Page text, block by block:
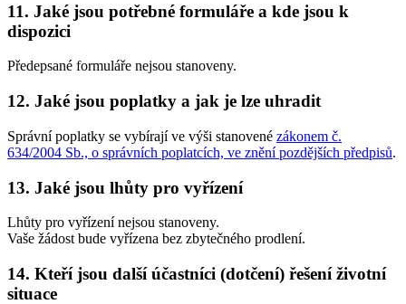
11. Jaké jsou potřebné formuláře a kde jsou k
dispozici
Předepsané formuláře nejsou stanoveny.
12. Jaké jsou poplatky a jak je lze uhradit
Správní poplatky se vybírají ve výši stanovené zákonem č.
634/2004 Sb., o správních poplatcích, ve znění pozdějších předpisů.
13. Jaké jsou lhůty pro vyřízení
Lhůty pro vyřízení nejsou stanoveny.
Vaše žádost bude vyřízena bez zbytečného prodlení.
14. Kteří jsou další účastníci (dotčení) řešení životní
situace